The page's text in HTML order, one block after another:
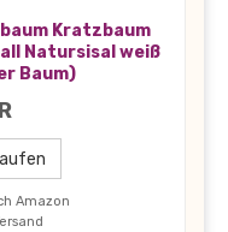
Kratzbaum
Natursisal weiß
Baum)
Amazon